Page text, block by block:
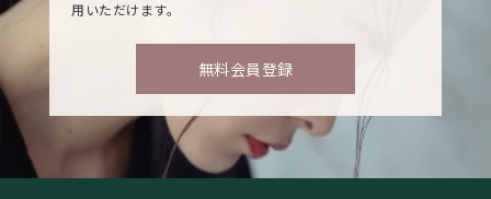
用いただけます。
無料会員登録